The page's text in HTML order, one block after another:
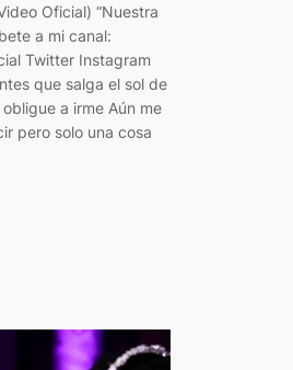
Oficial) “Nuestra
a mi canal:
Twitter Instagram
que salga el sol de
a irme Aún me
pero solo una cosa